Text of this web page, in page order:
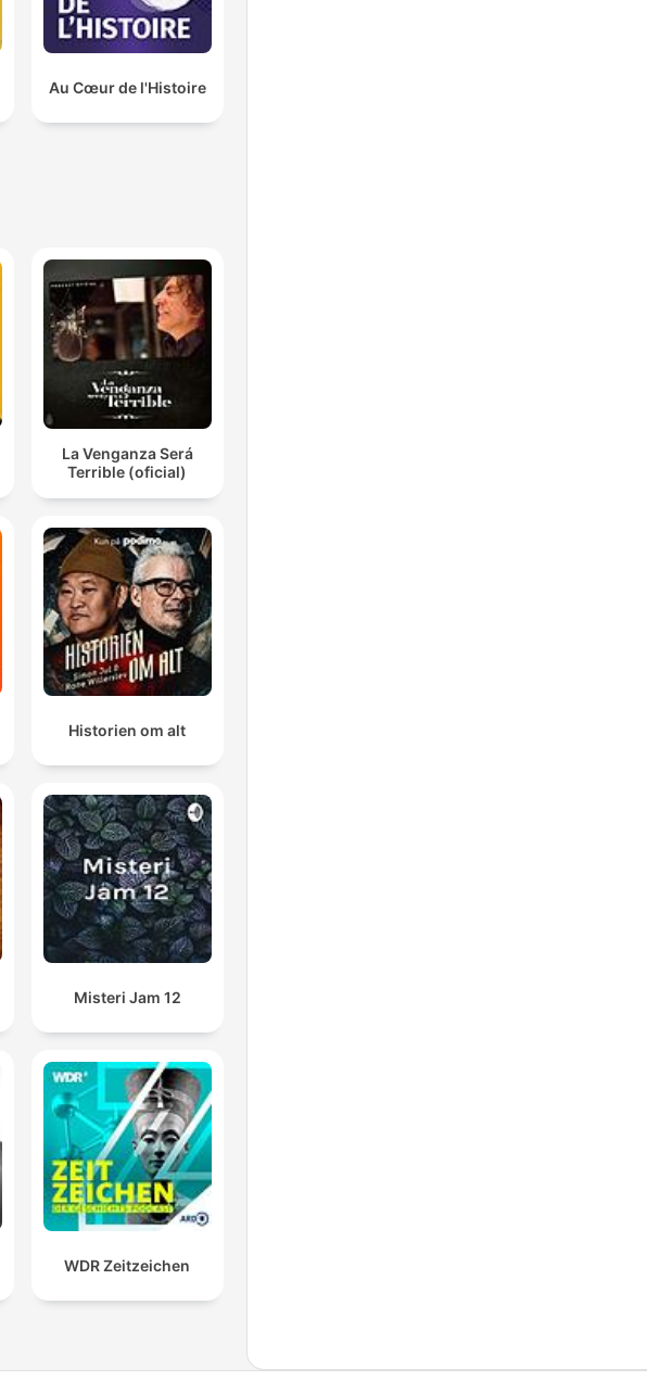
Au Cœur de l'Histoire
La Venganza Será
Terrible (oficial)
Historien om alt
Misteri Jam 12
WDR Zeitzeichen